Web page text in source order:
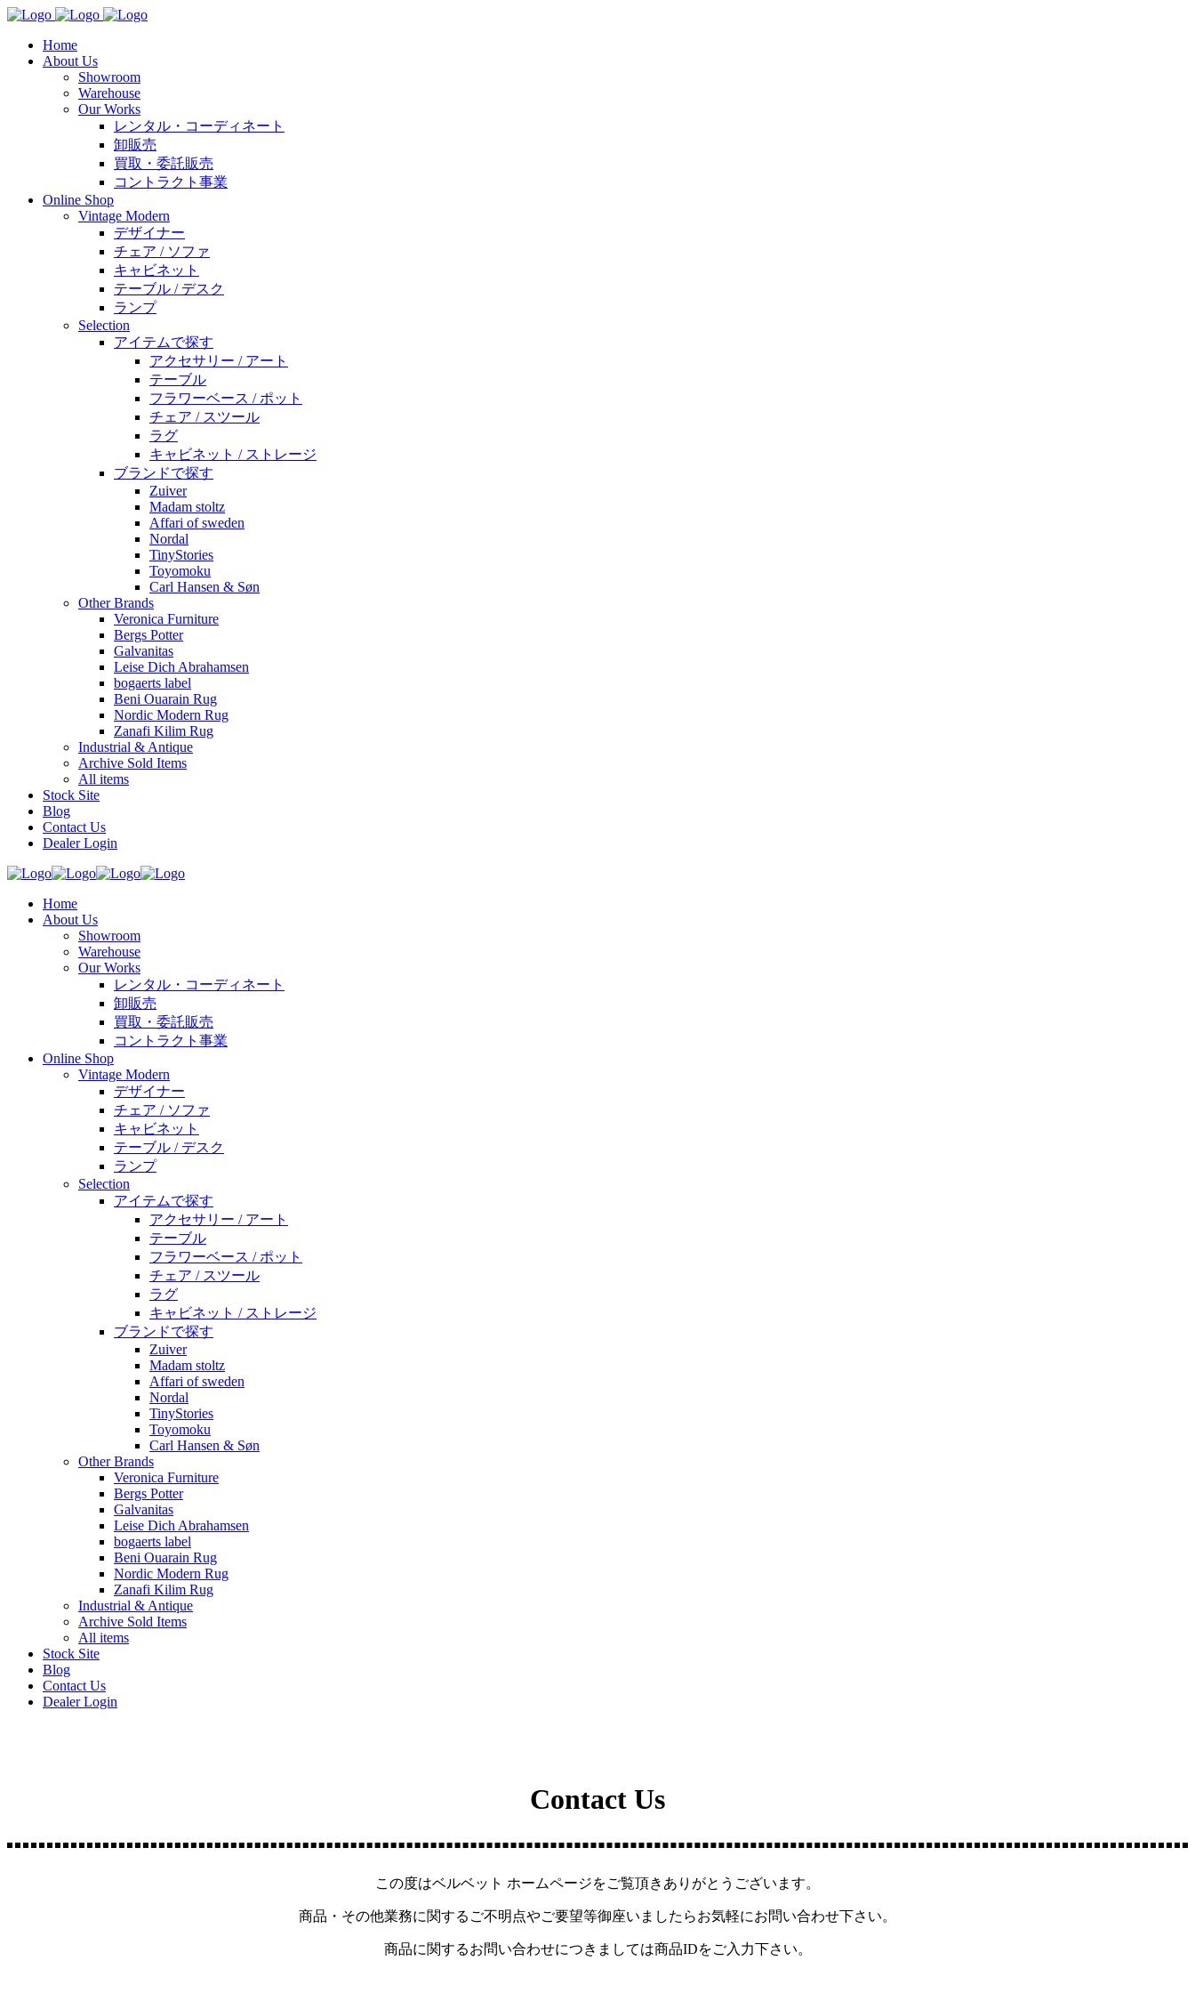
Home
About Us
Showroom
Warehouse
Our Works
レンタル・コーディネート
卸販売
買取・委託販売
コントラクト事業
Online Shop
Vintage Modern
デザイナー
チェア / ソファ
キャビネット
テーブル / デスク
ランプ
Selection
アイテムで探す
アクセサリー / アート
テーブル
フラワーベース / ポット
チェア / スツール
ラグ
キャビネット / ストレージ
ブランドで探す
Zuiver
Madam stoltz
Affari of sweden
Nordal
TinyStories
Toyomoku
Carl Hansen & Søn
Other Brands
Veronica Furniture
Bergs Potter
Galvanitas
Leise Dich Abrahamsen
bogaerts label
Beni Ouarain Rug
Nordic Modern Rug
Zanafi Kilim Rug
Industrial & Antique
Archive Sold Items
All items
Stock Site
Blog
Contact Us
Dealer Login
Home
About Us
Showroom
Warehouse
Our Works
レンタル・コーディネート
卸販売
買取・委託販売
コントラクト事業
Online Shop
Vintage Modern
デザイナー
チェア / ソファ
キャビネット
テーブル / デスク
ランプ
Selection
アイテムで探す
アクセサリー / アート
テーブル
フラワーベース / ポット
チェア / スツール
ラグ
キャビネット / ストレージ
ブランドで探す
Zuiver
Madam stoltz
Affari of sweden
Nordal
TinyStories
Toyomoku
Carl Hansen & Søn
Other Brands
Veronica Furniture
Bergs Potter
Galvanitas
Leise Dich Abrahamsen
bogaerts label
Beni Ouarain Rug
Nordic Modern Rug
Zanafi Kilim Rug
Industrial & Antique
Archive Sold Items
All items
Stock Site
Blog
Contact Us
Dealer Login
Contact Us
この度はベルベット ホームページをご覧頂きありがとうございます。
商品・その他業務に関するご不明点やご要望等御座いましたらお気軽にお問い合わせ下さい。
商品に関するお問い合わせにつきましては商品IDをご入力下さい。